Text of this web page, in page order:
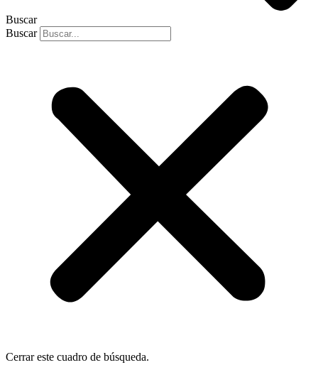
Buscar
Buscar
Cerrar este cuadro de búsqueda.